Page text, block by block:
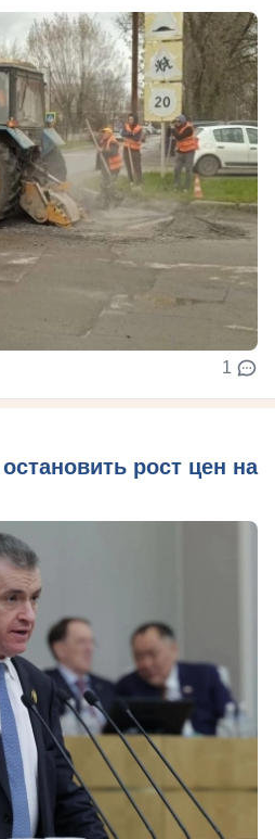
1
рост цен на